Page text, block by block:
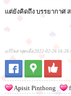
แต่ยังคิดถึง บรรยากาศ
แก้ไขล่าสุดเมื่อ 2022-02-26
Apisit Pinthong